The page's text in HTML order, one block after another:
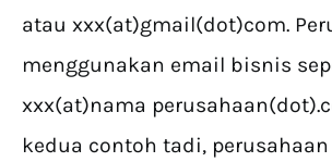
atau xxx(at)gmail(dot)com.
menggunakan email bisnis
xxx(at)nama
kedua contoh tadi,